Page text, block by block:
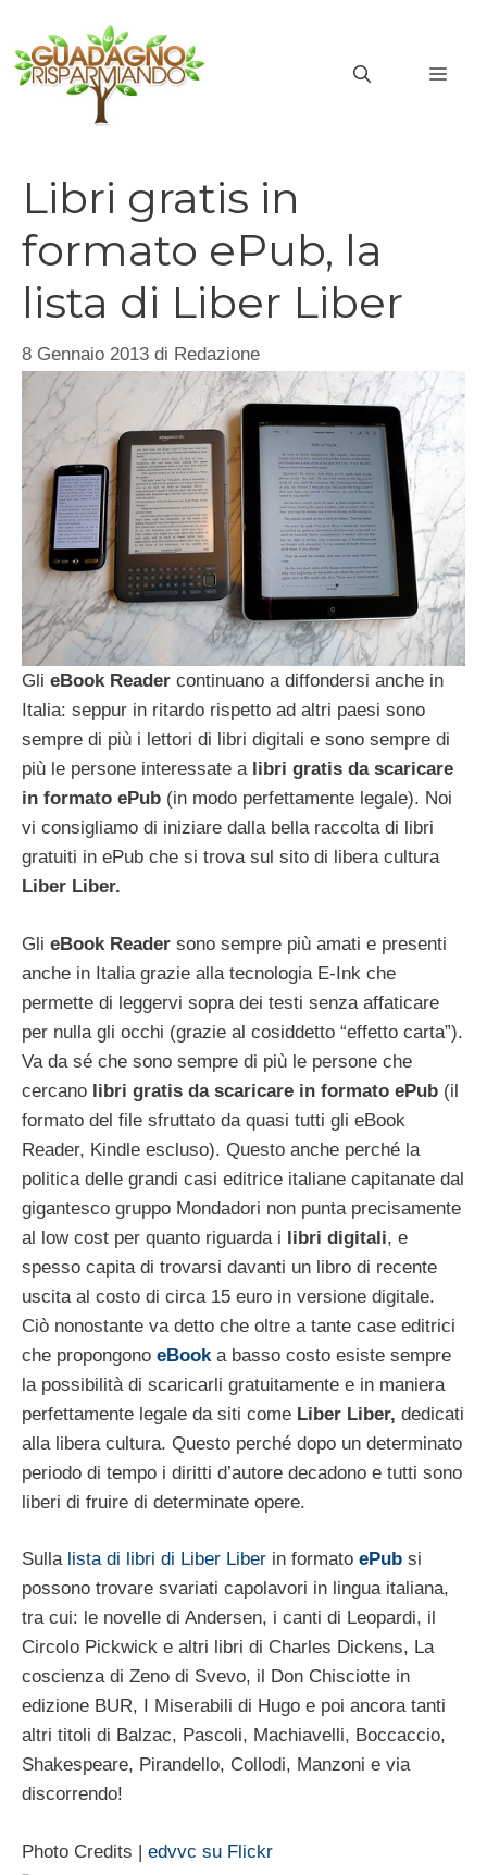
contenuto
Libri gratis in
formato ePub, la
lista di Liber Liber
8 Gennaio 2013 di Redazione
Gli eBook Reader continuano a diffondersi anche in
Italia: seppur in ritardo rispetto ad altri paesi sono
sempre di più i lettori di libri digitali e sono sempre di
più le persone interessate a libri gratis da scaricare
in formato ePub (in modo perfettamente legale). Noi
vi consigliamo di iniziare dalla bella raccolta di libri
gratuiti in ePub che si trova sul sito di libera cultura
Liber Liber.
Gli eBook Reader sono sempre più amati e presenti
anche in Italia grazie alla tecnologia E-Ink che
permette di leggervi sopra dei testi senza affaticare
per nulla gli occhi (grazie al cosiddetto “effetto carta”).
Va da sé che sono sempre di più le persone che
cercano libri gratis da scaricare in formato ePub (il
formato del file sfruttato da quasi tutti gli eBook
Reader, Kindle escluso). Questo anche perché la
politica delle grandi casi editrice italiane capitanate dal
gigantesco gruppo Mondadori non punta precisamente
al low cost per quanto riguarda i libri digitali, e
spesso capita di trovarsi davanti un libro di recente
uscita al costo di circa 15 euro in versione digitale.
Ciò nonostante va detto che oltre a tante case editrici
che propongono eBook a basso costo esiste sempre
la possibilità di scaricarli gratuitamente e in maniera
perfettamente legale da siti come Liber Liber, dedicati
alla libera cultura. Questo perché dopo un determinato
periodo di tempo i diritti d’autore decadono e tutti sono
liberi di fruire di determinate opere.
Sulla lista di libri di Liber Liber in formato ePub si
possono trovare svariati capolavori in lingua italiana,
tra cui: le novelle di Andersen, i canti di Leopardi, il
Circolo Pickwick e altri libri di Charles Dickens, La
coscienza di Zeno di Svevo, il Don Chisciotte in
edizione BUR, I Miserabili di Hugo e poi ancora tanti
altri titoli di Balzac, Pascoli, Machiavelli, Boccaccio,
Shakespeare, Pirandello, Collodi, Manzoni e via
discorrendo!
Photo Credits | edvvc su Flickr